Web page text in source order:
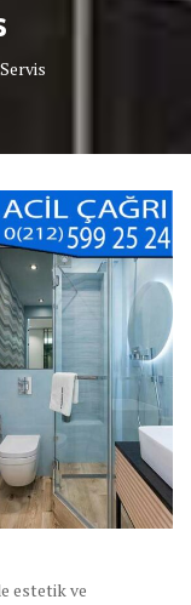
estetik ve